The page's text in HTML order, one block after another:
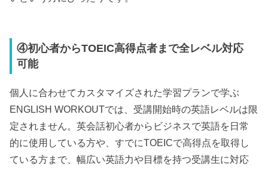
④初心者からTOEIC高得点者まで全レベル対応
可能
個人に合わせてカスタマイズされた学習プランで学ぶ
ENGLISH WORKOUTでは、受講開始時の英語レベルは限
定されません。英会話初心者からビジネスで英語を日常
的に使用している方や、すでにTOEICで高得点を取得し
ている方まで、幅広い英語力や目標を持つ受講生に対応